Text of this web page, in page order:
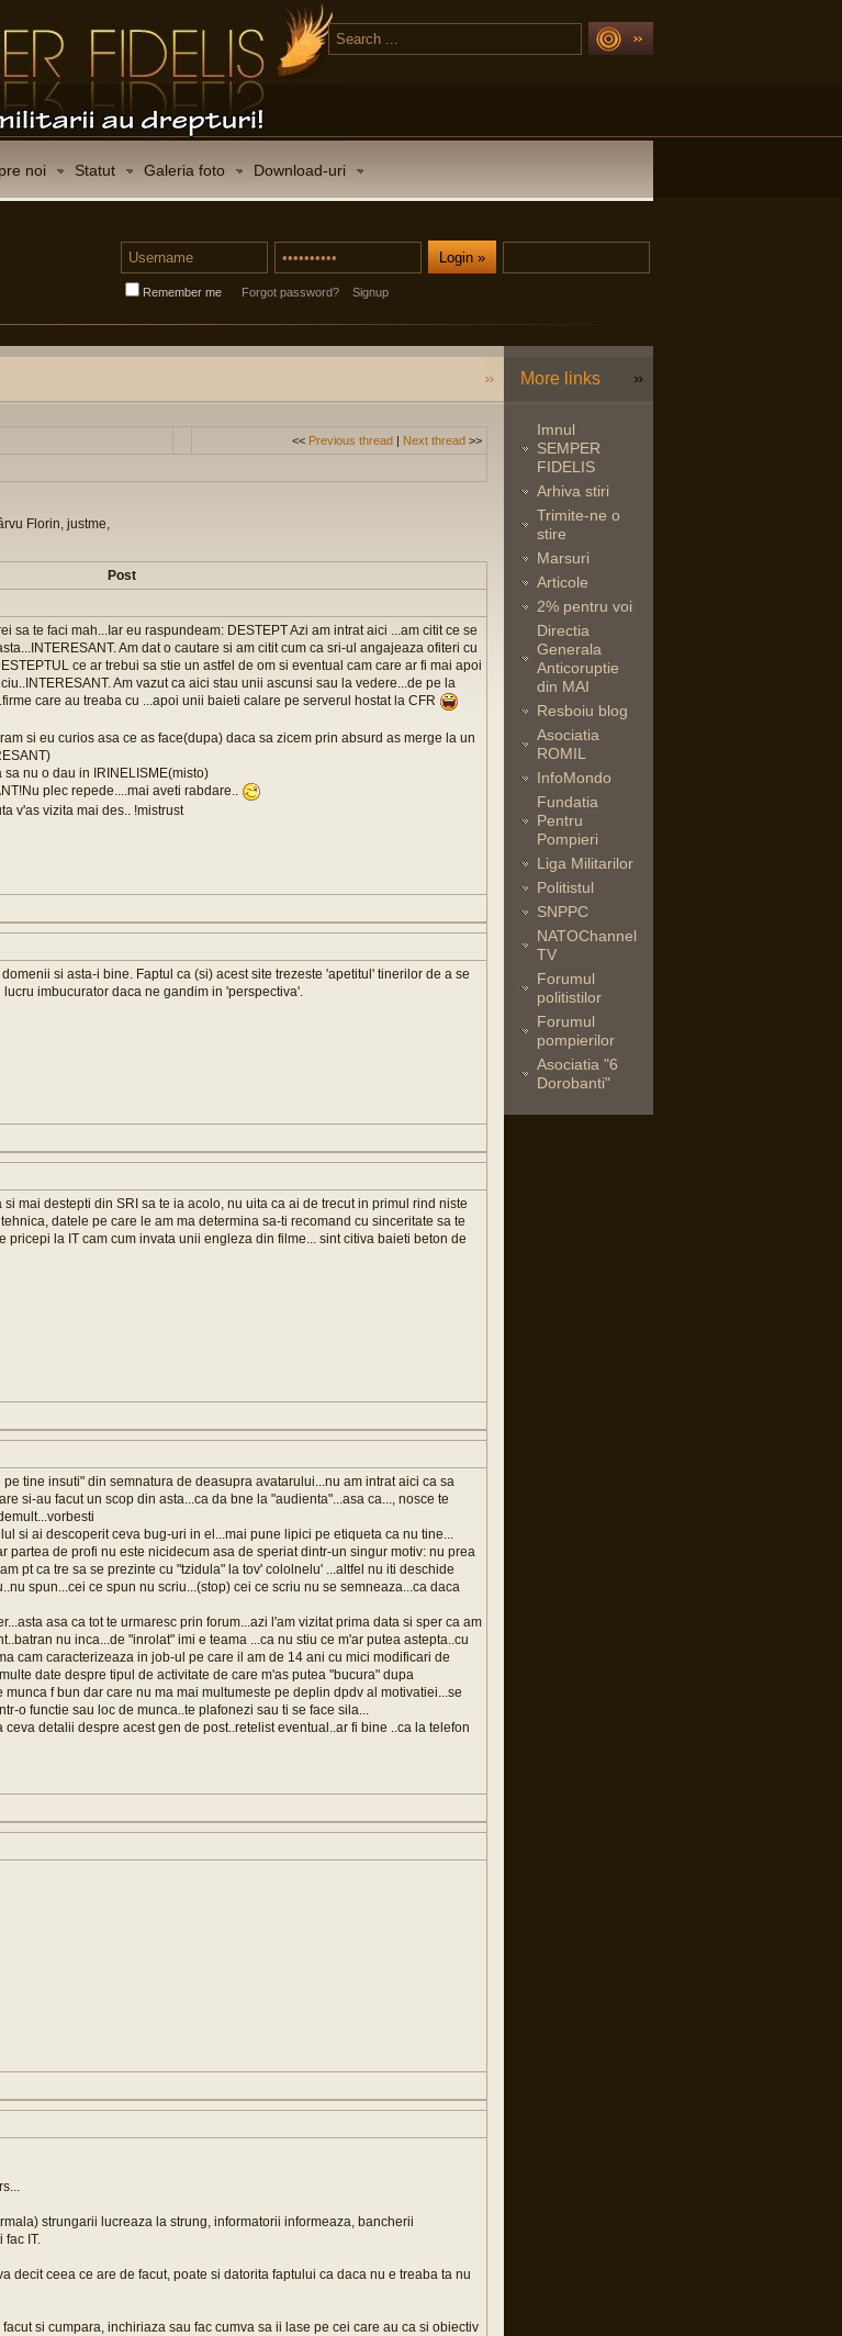
noi Statut Galeria foto Download-uri
Remember me Forgot password? Signup
<< Previous thread | Next thread >>
Florin, justme,
Post
sa te faci mah...Iar eu raspundeam: DESTEPT Azi am intrat aici ...am citit ce se
Am dat o cautare si am citit cum ca sri-ul angajeaza ofiteri cu
ce ar trebui sa stie un astfel de om si eventual cam care ar fi mai apoi
Am vazut ca aici stau unii ascunsi sau la vedere...de pe la
care au treaba cu ...apoi unii baieti calare pe serverul hostat la CFR
si eu curios asa ce as face(dupa) daca sa zicem prin absurd as merge la un
nu o dau in IRINELISME(misto)
plec repede....mai aveti rabdare..
v'as vizita mai des.. !mistrust
si asta-i bine. Faptul ca (si) acest site trezeste 'apetitul' tinerilor de a se
imbucurator daca ne gandim in 'perspectiva'.
mai destepti din SRI sa te ia acolo, nu uita ca ai de trecut in primul rind niste
datele pe care le am ma determina sa-ti recomand cu sinceritate sa te
pricepi la IT cam cum invata unii engleza din filme... sint citiva baieti beton de
tine insuti" din semnatura de deasupra avatarului...nu am intrat aici ca sa
si-au facut un scop din asta...ca da bne la "audienta"...asa ca..., nosce te
si ai descoperit ceva bug-uri in el...mai pune lipici pe etiqueta ca nu tine...
partea de profi nu este nicidecum asa de speriat dintr-un singur motiv: nu prea
pt ca tre sa se prezinte cu "tzidula" la tov' cololnelu' ...altfel nu iti deschide
spun...cei ce spun nu scriu...(stop) cei ce scriu nu se semneaza...ca daca
asa ca tot te urmaresc prin forum...azi l'am vizitat prima data si sper ca am
nu inca...de "inrolat" imi e teama ...ca nu stiu ce m'ar putea astepta..cu
cam caracterizeaza in job-ul pe care il am de 14 ani cu mici modificari de
date despre tipul de activitate de care m'as putea "bucura" dupa
f bun dar care nu ma mai multumeste pe deplin dpdv al motivatiei...se
o functie sau loc de munca..te plafonezi sau ti se face sila...
detalii despre acest gen de post..retelist eventual..ar fi bine ..ca la telefon
strungarii lucreaza la strung, informatorii informeaza, bancherii
fac IT.
decit ceea ce are de facut, poate si datorita faptului ca daca nu e treaba ta nu
si cumpara, inchiriaza sau fac cumva sa ii lase pe cei care au ca si obiectiv
More links
Imnul
SEMPER
FIDELIS
Arhiva stiri
Trimite-ne o
stire
Marsuri
Articole
2% pentru voi
Directia
Generala
Anticoruptie
din MAI
Resboiu blog
Asociatia
ROMIL
InfoMondo
Fundatia
Pentru
Pompieri
Liga Militarilor
Politistul
SNPPC
NATOChannel
TV
Forumul
politistilor
Forumul
pompierilor
Asociatia "6
Dorobanti"